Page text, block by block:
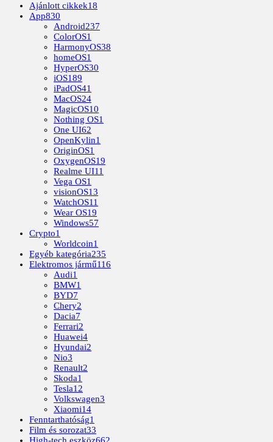
Ajánlott cikkek18
App830
Android237
ColorOS1
HarmonyOS38
homeOS1
HyperOS30
iOS189
iPadOS41
MacOS24
MagicOS10
Nothing OS1
One UI62
OpenKylin1
OriginOS1
OxygenOS19
Realme UI11
Vega OS1
visionOS13
WatchOS11
Wear OS19
Windows57
Crypto1
Worldcoin1
Egyéb kategória235
Elektromos jármű116
Audi1
BMW1
BYD7
Chery2
Dacia7
Ferrari2
Huawei4
Hyundai2
Nio3
Renault2
Skoda1
Tesla12
Volkswagen3
Xiaomi14
Fenntarthatóság1
Film és sorozat33